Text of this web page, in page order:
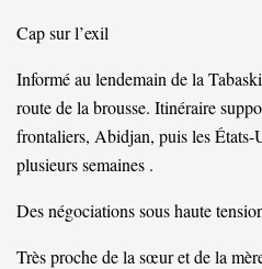
Cap sur l’exil
Informé au lendemain de la
route de la brousse. Itinéraire
frontaliers, Abidjan, puis les
plusieurs semaines .
Des négociations sous haute
Très proche de la sœur et de la